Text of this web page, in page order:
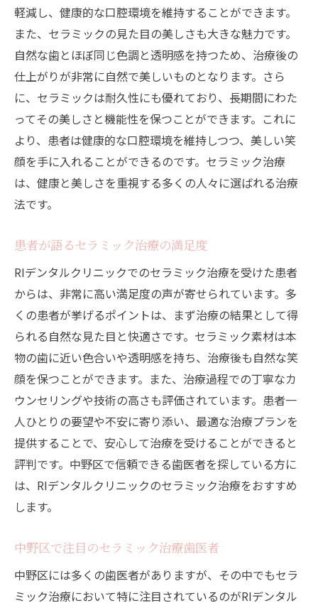
軽減し、健康的な口腔環境を維持することができます。
また、セラミックの見た目の美しさも大きな魅力です。
自然な歯とほぼ同じ色調と透明感を持つため、治療後の
仕上がりが非常に自然で美しいものとなります。さら
に、セラミックは耐久性にも優れており、長期間にわた
ってその美しさと機能性を保つことができます。これに
より、患者は健康的な口腔環境を維持しつつ、美しい笑
顔を手に入れることができるのです。セラミック治療
は、健康と美しさを重視する多くの人々に選ばれる治療
法です。
患者が語るセラミック治療の満足度
RIデンタルクリニックでのセラミック治療を受けた患者
からは、非常に高い満足度の声が寄せられています。多
くの患者が挙げるポイントは、まず治療の結果として得
られる自然な見た目と快適さです。セラミック素材は本
物の歯に近い色合いや透明感を持ち、治療後も自然な笑
顔を保つことができます。また、治療過程での丁寧なカ
ウンセリングや技術の高さも評価されています。患者一
人ひとりの要望や不安に寄り添い、最適な治療プランを
提供することで、安心して治療を受けることができると
評判です。中野区で信頼できる歯医者を探している方に
は、RIデンタルクリニックのセラミック治療をおすすめ
します。
中野区で注目のセラミック治療歯医者
中野区には多くの歯医者がありますが、その中でもセラ
ミック治療において特に注目されているのがRIデンタル